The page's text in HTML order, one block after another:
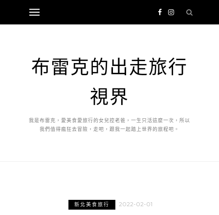
布雷克的出走旅行
視界
我是布雷克，愛美食愛旅行的女兒控老爸，一生只活這麼一次，所以
我們值得瘋狂去冒險，走吧，跟我一起踏上世界的旅程吧。
新北美食旅行 2022-02-01